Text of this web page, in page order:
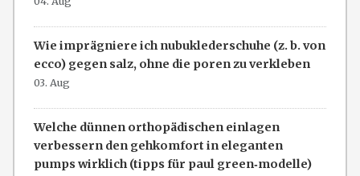
Wie imprägniere ich nubuklederschuhe (z. b. von
ecco) gegen salz, ohne die poren zu verkleben
03. Aug
Welche dünnen orthopädischen einlagen
verbessern den gehkomfort in eleganten
pumps wirklich (tipps für paul green‑modelle)